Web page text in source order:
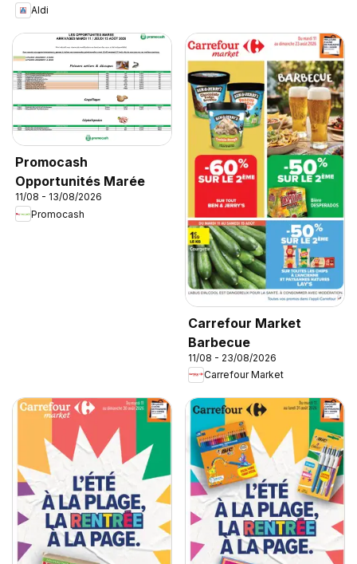
Aldi
Promocash
Opportunités Marée
11/08 - 13/08/2026
Promocash
Carrefour Market
Barbecue
11/08 - 23/08/2026
Carrefour Market